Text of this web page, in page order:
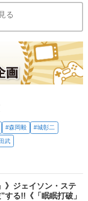
る
#森岡毅
#城彰二
武
》ジェイソン・ステ
する!!《「眠眠打破」